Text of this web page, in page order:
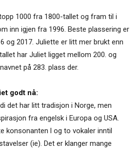
1000 fra 1800-tallet og fram til i
inn igjen fra 1996. Beste plassering er
og 2017. Juliette er litt mer brukt enn
har Juliet ligget mellom 200. og
på 283. plass der.
godt nå:
det har litt tradisjon i Norge, men
fra engelsk i Europa og USA.
konsonanten l og to vokaler inntil
(ie). Det er klanger mange